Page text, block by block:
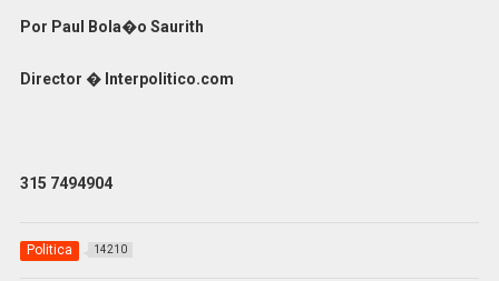
Por Paul Bola�o Saurith
Director � Interpolitico.com
315 7494904
Politica 14210